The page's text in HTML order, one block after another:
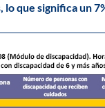
lo que significa un